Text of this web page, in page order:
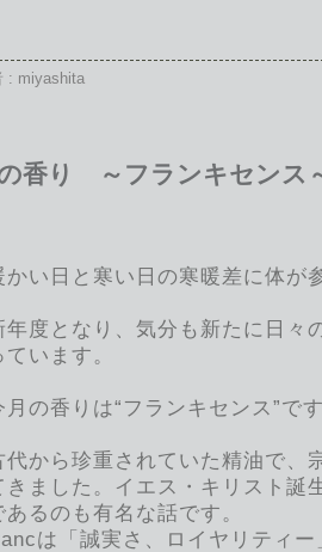
: miyashita
香り ～フランキセンス
かい日と寒い日の寒暖差に体が
年度となり、気分も新たに日々
ています。
月の香りは“フランキセンス”で
代から珍重されていた精油で、
きました。イエス・キリスト誕
あるのも有名な話です。
は「誠実さ、ロイヤリティ